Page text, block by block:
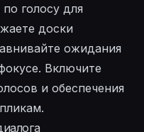
голосу для
доски
ожидания
Включите
и обеспечения